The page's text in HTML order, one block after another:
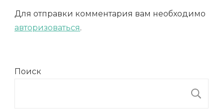
Для отправки комментария вам необходимо
авторизоваться.
Поиск